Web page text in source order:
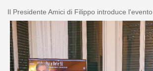
Il Presidente Amici di Filippo introduce l'evento